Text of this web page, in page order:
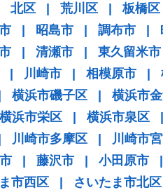
北区 | 荒川区 | 板橋区
| 昭島市 | 調布市 |
| 清瀬市 | 東久留米市
| 川崎市 | 相模原市 |
横浜市磯子区 | 横浜市
横浜市栄区 | 横浜市泉区 |
川崎市多摩区 | 川崎市
| 藤沢市 | 小田原市 |
市西区 | さいたま市北区